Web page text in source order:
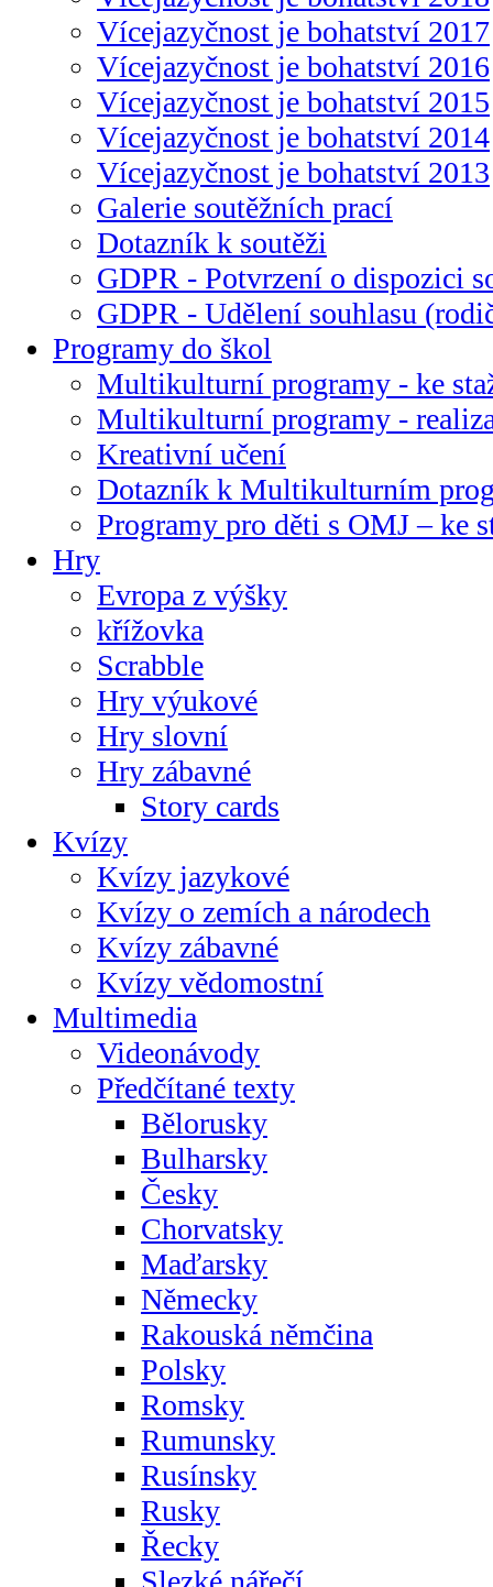
Vícejazyčnost je bohatství 2017
Vícejazyčnost je bohatství 2016
Vícejazyčnost je bohatství 2015
Vícejazyčnost je bohatství 2014
Vícejazyčnost je bohatství 2013
Galerie soutěžních prací
Dotazník k soutěži
GDPR - Potvrzení o dispozici
GDPR - Udělení souhlasu
Programy do škol
Multikulturní programy - ke
Multikulturní programy -
Kreativní učení
Dotazník k Multikulturním
Programy pro děti s OMJ – ke
Hry
Evropa z výšky
křížovka
Scrabble
Hry výukové
Hry slovní
Hry zábavné
Story cards
Kvízy
Kvízy jazykové
Kvízy o zemích a národech
Kvízy zábavné
Kvízy vědomostní
Multimedia
Videonávody
Předčítané texty
Bělorusky
Bulharsky
Česky
Chorvatsky
Maďarsky
Německy
Rakouská němčina
Polsky
Romsky
Rumunsky
Rusínsky
Rusky
Řecky